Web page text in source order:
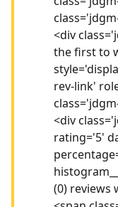
<div
the first to
rev-link'
<div
rating='5'
(0) reviews